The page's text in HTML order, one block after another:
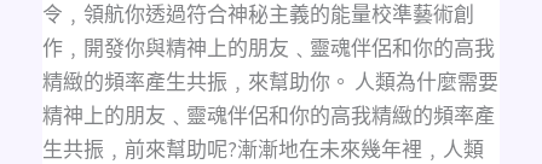
令﹐領航你透過符合神秘主義的能量校準藝術創
作﹐開發你與精神上的朋友﹑靈魂伴侶和你的高我
精緻的頻率產生共振﹐來幫助你。 人類為什麼需要
精神上的朋友﹑靈魂伴侶和你的高我精緻的頻率產
生共振﹐前來幫助呢?漸漸地在未來幾年裡﹐人類